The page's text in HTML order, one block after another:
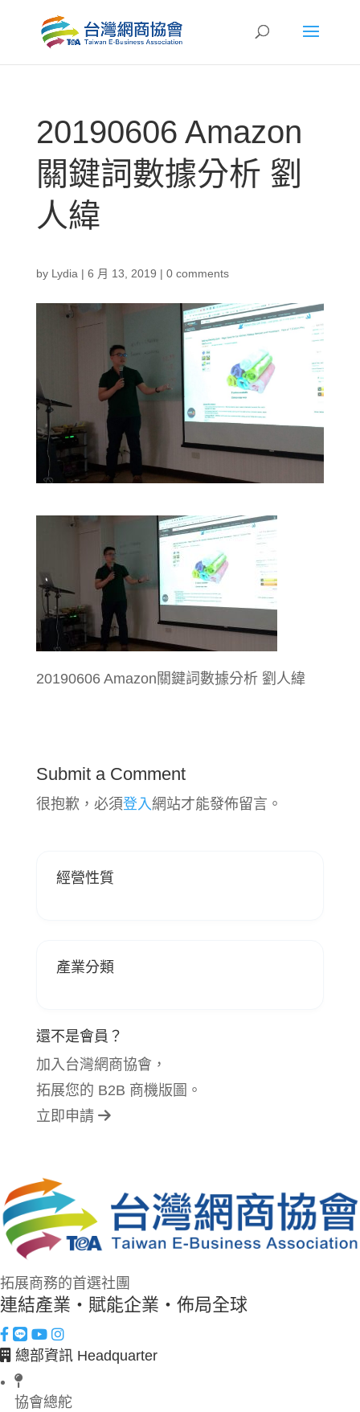
20190606 Amazon
關鍵詞數據分析 劉
人緯
by Lydia | 6 月 13, 2019 | 0 comments
20190606 Amazon關鍵詞數據分析 劉人緯
Submit a Comment
很抱歉，必須登入 網站才能發佈留言。
經營性質
產業分類
還不是會員？
加入台灣網商協會，
拓展您的 B2B 商機版圖。
立即申請
拓展商務的首選社團
連結產業・賦能企業・佈局全球
總部資訊 Headquarter
協會總舵